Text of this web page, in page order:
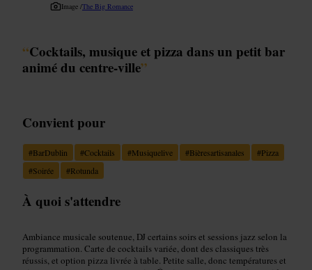
Image /The Big Romance
“Cocktails, musique et pizza dans un petit bar
animé du centre-ville”
Convient pour
#BarDublin #Cocktails #Musiquelive #Bièresartisanales #Pizza
#Soirée #Rotunda
À quoi s'attendre
Ambiance musicale soutenue, DJ certains soirs et sessions jazz selon la
programmation. Carte de cocktails variée, dont des classiques très
réussis, et option pizza livrée à table. Petite salle, donc températures et